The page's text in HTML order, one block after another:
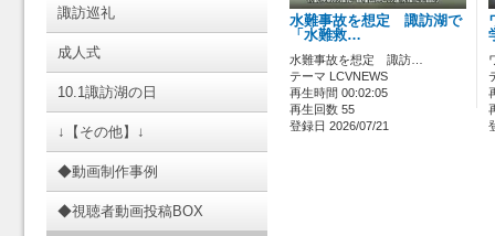
諏訪巡礼
成人式
10.1諏訪湖の日
↓【その他】↓
◆動画制作事例
◆視聴者動画投稿BOX
水難事故を想定 諏訪湖で
「水難救…
水難事故を想定 諏訪…
テーマ LCVNEWS
再生時間 00:02:05
再生回数 55
登録日 2026/07/21